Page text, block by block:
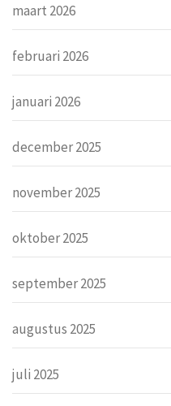
maart 2026
februari 2026
januari 2026
december 2025
november 2025
oktober 2025
september 2025
augustus 2025
juli 2025